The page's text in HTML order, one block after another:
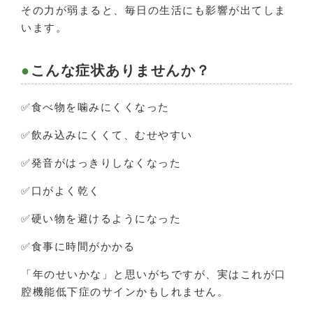
その力が弱まると、毎日の生活にも影響が出てしま
います。
こんな症状ありませんか？
✅食べ物を噛みにくくなった
✅飲み込みにくくて、むせやすい
✅発音がはっきりしなくなった
✅口がよく乾く
✅硬い物を避けるようになった
✅食事に時間がかかる
「年のせいかな」と思いがちですが、実はこれが口
腔機能低下症のサインかもしれません。